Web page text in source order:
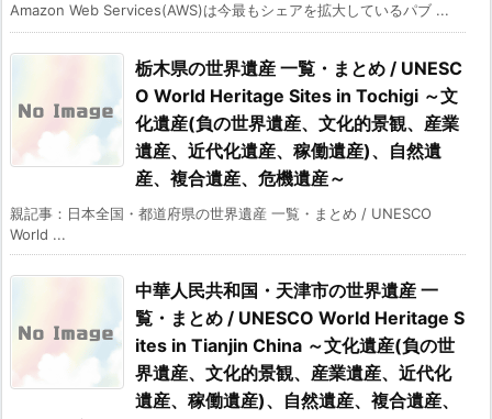
Amazon Web Services(AWS)は今最もシェアを拡大しているパブ ...
栃木県の世界遺産 一覧・まとめ / UNESC
O World Heritage Sites in Tochigi ～文
化遺産(負の世界遺産、文化的景観、産業
遺産、近代化遺産、稼働遺産)、自然遺
産、複合遺産、危機遺産～
親記事：日本全国・都道府県の世界遺産 一覧・まとめ / UNESCO
World ...
中華人民共和国・天津市の世界遺産 一
覧・まとめ / UNESCO World Heritage S
ites in Tianjin China ～文化遺産(負の世
界遺産、文化的景観、産業遺産、近代化
遺産、稼働遺産)、自然遺産、複合遺産、